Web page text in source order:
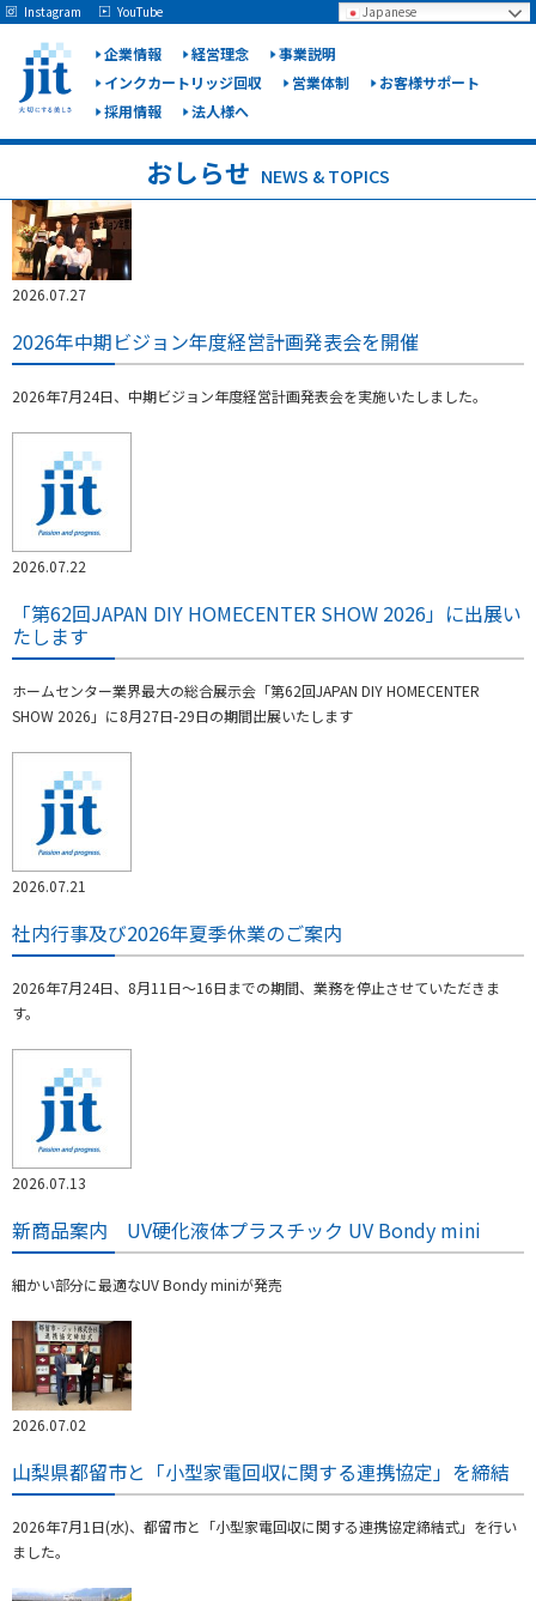
企業情報 経営理念
事業説明
インクカートリッジ回収
営業体制
お客様サポート
採用情報
法人様へ
Japanese
Instagram YouTube
おしらせ NEWS & TOPICS
2026.07.27
2026年中期ビジョン年度経営計画発表会を開催
2026年7月24日、中期ビジョン年度経営計画発表会を実施いたしました。
2026.07.22
「第62回JAPAN DIY HOMECENTER SHOW 2026」に出展い
たします
ホームセンター業界最大の総合展示会「第62回JAPAN DIY HOMECENTER
SHOW 2026」に8月27日-29日の期間出展いたします
2026.07.21
社内行事及び2026年夏季休業のご案内
2026年7月24日、8月11日～16日までの期間、業務を停止させていただきま
す。
2026.07.13
新商品案内 UV硬化液体プラスチック UV Bondy mini
細かい部分に最適なUV Bondy miniが発売
2026.07.02
山梨県都留市と「小型家電回収に関する連携協定」を締結
2026年7月1日(水)、都留市と「小型家電回収に関する連携協定締結式」を行い
ました。
May we use cookies to track your activities? We take your privacy very seriously.
Please see our privacy policy for details and any questions.YesNo